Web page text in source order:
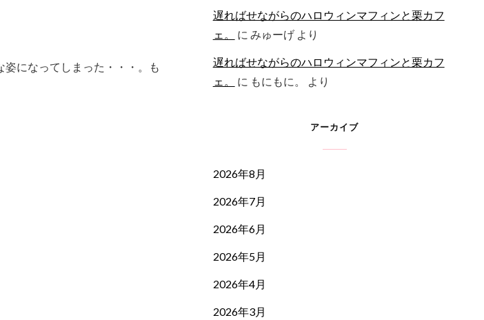
になってしまった・・・。も
遅ればせながらのハロウィンマフィンと栗カフ
ェ。
に みゅーげより
遅ればせながらのハロウィンマフィンと栗カフ
ェ。
に もにもに。 より
アーカイブ
2026年8月
2026年7月
2026年6月
2026年5月
2026年4月
2026年3月